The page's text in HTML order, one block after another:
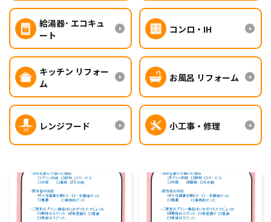
給湯器･ エコキュ
ート
コンロ・IH
キッチン リフォー
ム
お風呂 リフォーム
レンジフード 小工事・修理